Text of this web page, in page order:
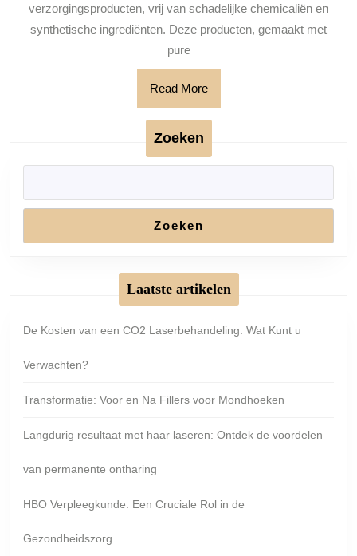
voor
verzorgingsproducten, vrij van schadelijke chemicaliën en
synthetische ingrediënten. Deze producten, gemaakt met
pure
Read MoreRead
More
Zoeken
Zoeken
Laatste artikelen
De Kosten van een CO2 Laserbehandeling: Wat Kunt u
Verwachten?
Transformatie: Voor en Na Fillers voor Mondhoeken
Langdurig resultaat met haar laseren: Ontdek de voordelen
van permanente ontharing
HBO Verpleegkunde: Een Cruciale Rol in de
Gezondheidszorg